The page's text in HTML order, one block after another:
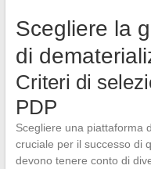
Scegliere la
di
Criteri di
PDP
Scegliere una piattaforma
cruciale per il successo di
devono tenere conto di